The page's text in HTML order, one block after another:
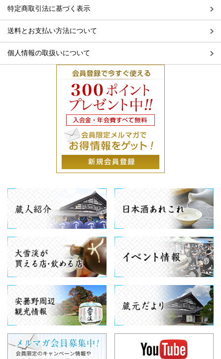
特定商取引法に基づく表示
送料とお支払い方法について
個人情報の取扱いについて